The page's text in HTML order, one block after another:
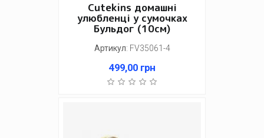
Cutekins домашні
улюбленці у сумочках
Бульдог (10см)
Артикул: FV35061-4
499,00 грн